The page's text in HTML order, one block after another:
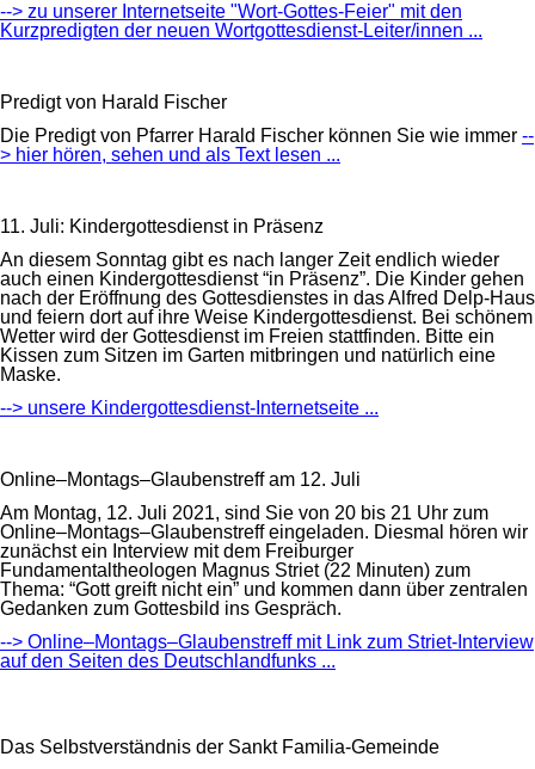
--> zu unserer Internetseite "Wort-Gottes-Feier" mit den
Kurzpredigten der neuen Wortgottesdienst-Leiter/innen ...
Predigt von Harald Fischer
Die Predigt von Pfarrer Harald Fischer können Sie wie immer --
> hier hören, sehen und als Text lesen ...
11. Juli: Kindergottesdienst in Präsenz
An diesem Sonntag gibt es nach langer Zeit endlich wieder
auch einen Kindergottesdienst “in Präsenz”. Die Kinder gehen
nach der Eröffnung des Gottesdienstes in das Alfred Delp-Haus
und feiern dort auf ihre Weise Kindergottesdienst. Bei schönem
Wetter wird der Gottesdienst im Freien stattfinden. Bitte ein
Kissen zum Sitzen im Garten mitbringen und natürlich eine
Maske.
--> unsere Kindergottesdienst-Internetseite ...
Online–Montags–Glaubenstreff am 12. Juli
Am Montag, 12. Juli 2021, sind Sie von 20 bis 21 Uhr zum
Online–Montags–Glaubenstreff eingeladen. Diesmal hören wir
zunächst ein Interview mit dem Freiburger
Fundamentaltheologen Magnus Striet (22 Minuten) zum
Thema: “Gott greift nicht ein” und kommen dann über zentralen
Gedanken zum Gottesbild ins Gespräch.
--> Online–Montags–Glaubenstreff mit Link zum Striet-Interview
auf den Seiten des Deutschlandfunks ...
Das Selbstverständnis der Sankt Familia-Gemeinde